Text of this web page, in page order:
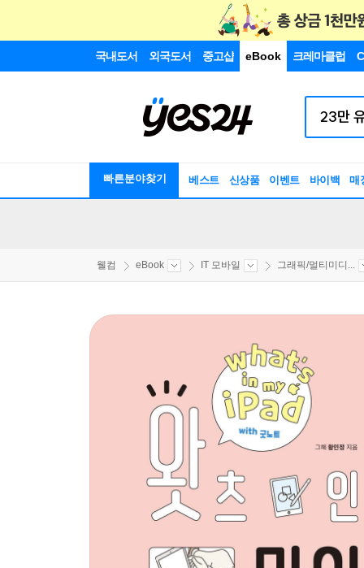
국내도서 외국도서 중고샵 eBook 크레마클럽
빠른분야찾기 베스트 신상품 이벤트 바이백 매
웰컴 eBook IT 모바일 그래픽/멀티미디...